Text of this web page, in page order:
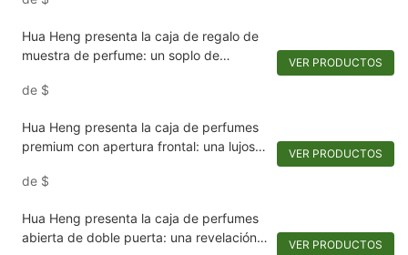
Hua Heng presenta la caja de regalo de
muestra de perfume: un soplo de
de $
VER PRODUCTOS
Hua Heng presenta la caja de perfumes
premium con apertura frontal: una lujosa
de $
VER PRODUCTOS
Hua Heng presenta la caja de perfumes
abierta de doble puerta: una revelación
VER PRODUCTOS